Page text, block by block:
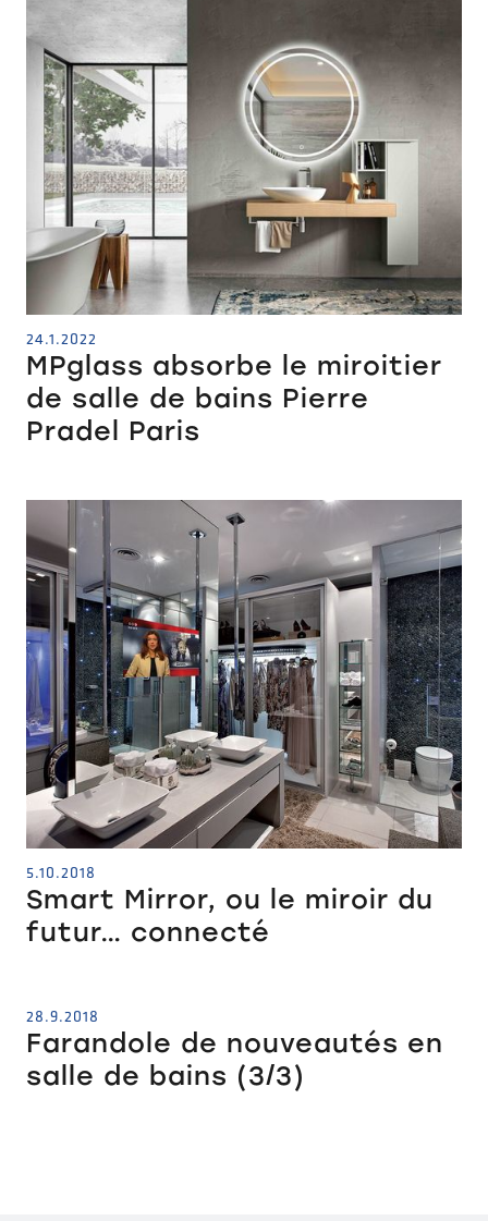
24.1.2022
MPglass absorbe le miroitier
de salle de bains Pierre
Pradel Paris
5.10.2018
Smart Mirror, ou le miroir du
futur… connecté
28.9.2018
Farandole de nouveautés en
salle de bains (3/3)